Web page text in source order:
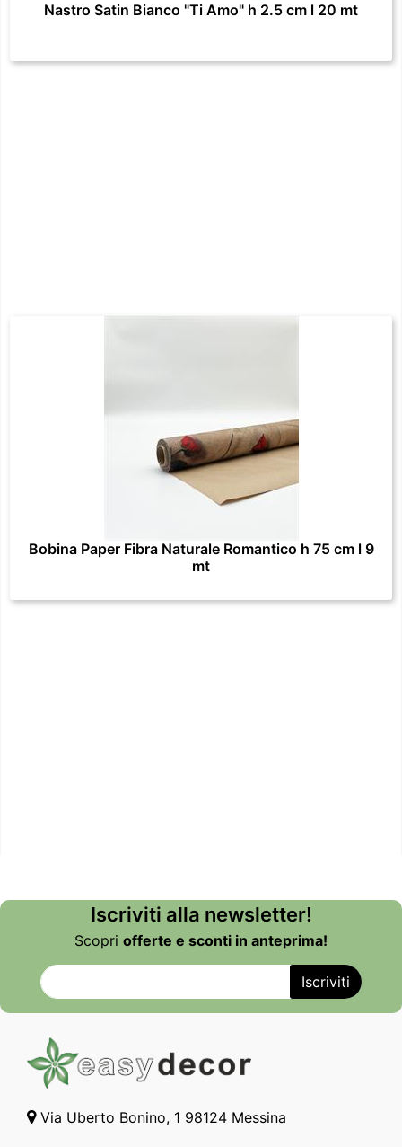
Nastro Satin Bianco "Ti Amo" h 2.5 cm l 20 mt
Bobina Paper Fibra Naturale Romantico h 75 cm l 9
mt
Iscriviti alla newsletter!
Scopri offerte e sconti in anteprima!
Via Uberto Bonino, 1 98124 Messina